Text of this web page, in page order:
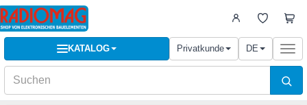
KATALOG Privatkunde DE